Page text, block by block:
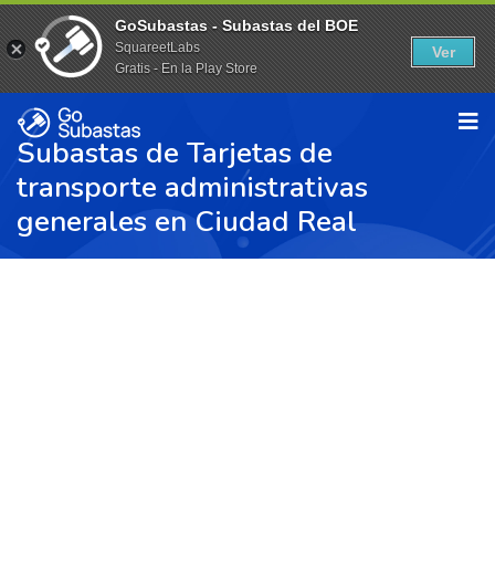
Subastas de Tarjetas de
transporte administrativas
generales en Ciudad Real
GoSubastas - Subastas del BOE
SquareetLabs
Gratis - En la Play Store
Ver